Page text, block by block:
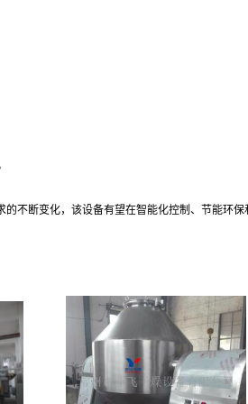
不断变化，该设备有望在智能化控制、节能环保